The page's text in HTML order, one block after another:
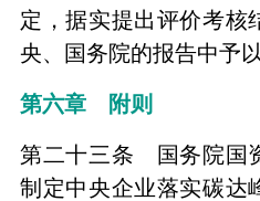
定，据实提出评价考核
央、国务院的报告中予
第六章 附则
第二十三条 国务院国
制定中央企业落实碳达